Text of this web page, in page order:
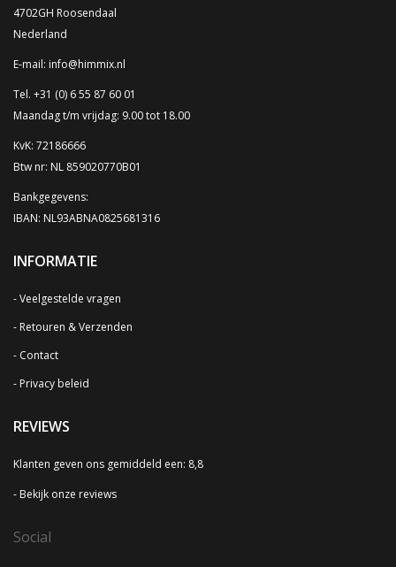
4702GH Roosendaal
Nederland
E-mail: info@himmix.nl
Tel. +31 (0) 6 55 87 60 01
Maandag t/m vrijdag: 9.00 tot 18.00
KvK: 72186666
Btw nr: NL 859020770B01
Bankgegevens:
IBAN: NL93ABNA0825681316
INFORMATIE
Veelgestelde vragen
Retouren & Verzenden
Contact
Privacy beleid
REVIEWS
Klanten geven ons gemiddeld een: 8,8
Bekijk onze reviews
Social